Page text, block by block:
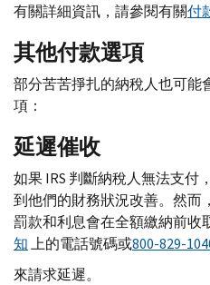
有關詳細資訊，請參閱有關付
其他付款選項
部分苦苦掙扎的納稅人也可能
項：
延遲催收
如果IRS 判斷納稅人無法支付
到他們的財務狀況改善。然而
罰款和利息會在全額繳納前收
知上的電話號碼或800-829-
來請求延遲。